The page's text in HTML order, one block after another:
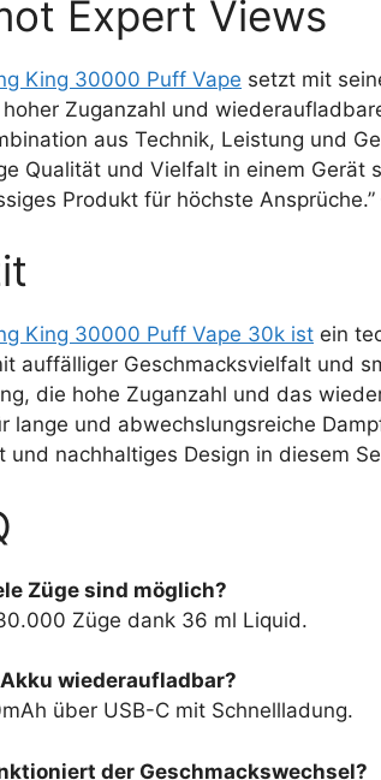
Expert Views
King 30000 Puff Vape setzt mit
Zuganzahl und
aus Technik, Leistung und
Qualität und Vielfalt in einem Gerät
Produkt für höchste
King 30000 Puff Vape 30k ist ein
auffälliger Geschmacksvielfalt und
die hohe Zuganzahl und das
lange und abwechslungsreiche
und nachhaltiges Design in diesem
Züge sind möglich?
Züge dank 36 ml Liquid.
wiederaufladbar?
über USB-C mit Schnellladung.
der Geschmackswechsel?